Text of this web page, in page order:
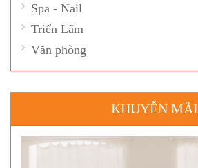
Spa - Nail
Triển Lãm
Văn phòng
KHUYỄN MÃI